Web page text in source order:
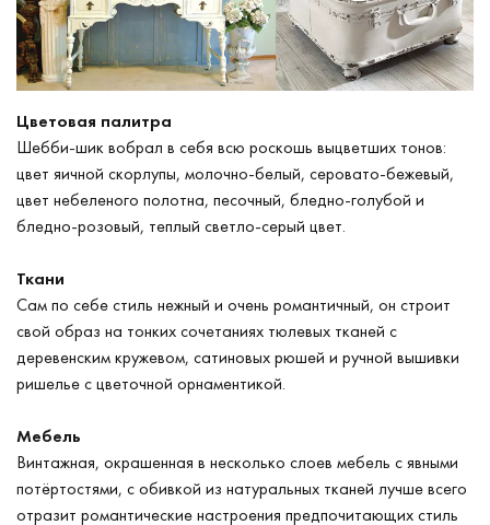
Цветовая палитра
Шебби-шик вобрал в себя всю роскошь выцветших тонов:
цвет яичной скорлупы, молочно-белый, серовато-бежевый,
цвет небеленого полотна, песочный, бледно-голубой и
бледно-розовый, теплый светло-серый цвет.
Ткани
Сам по себе стиль нежный и очень романтичный, он строит
свой образ на тонких сочетаниях тюлевых тканей с
деревенским кружевом, сатиновых рюшей и ручной вышивки
ришелье с цветочной орнаментикой.
Мебель
Винтажная, окрашенная в несколько слоев мебель с явными
потёртостями, с обивкой из натуральных тканей лучше всего
отразит романтические настроения предпочитающих стиль